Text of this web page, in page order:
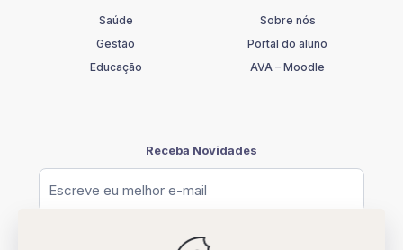
Saúde
Gestão
Educação
Sobre nós
Portal do aluno
AVA – Moodle
Receba Novidades